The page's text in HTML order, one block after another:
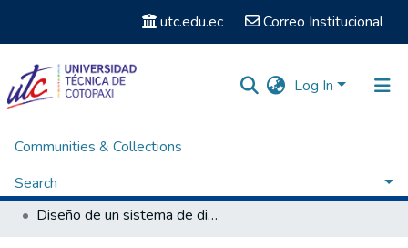
utc.edu.ec Correo Institucional
Log In
Communities & Collections
Search
Statistics
Home
Titulación - Ingeniería Hidráulica
Diseño de un sistema de distribución de agua potable para la lotización "Santa Rosa", cantón Latacunga.